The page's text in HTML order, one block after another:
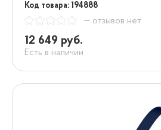
Код товара: 194888
— отзывов нет
12 649 руб.
Есть в наличии